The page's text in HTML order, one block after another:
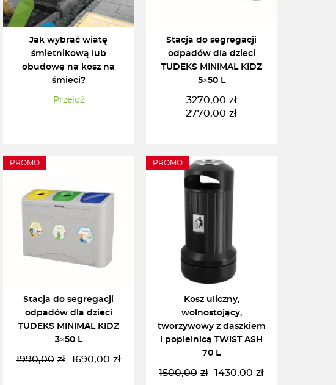
Jak wybrać wiatę
śmietnikową lub
obudowę na kosz na
śmieci?
Przejdź
Stacja do segregacji
odpadów dla dzieci
TUDEKS MINIMAL KIDZ
5×50 L
3270,00 zł
Pierwotna
2770,00 zł
Aktualna
DODAJ DO KOSZYKA
PROMO
Stacja do segregacji
odpadów dla dzieci
TUDEKS MINIMAL KIDZ
3×50 L
1990,00 zł
Pierwotna
1690,00 zł
Aktualna
PROMO
Kosz uliczny,
wolnostojący,
tworzywowy z daszkiem
i popielnicą TWIST ASH
70 L
1500,00 zł
Pierwotna
1430,00 zł
Aktualna